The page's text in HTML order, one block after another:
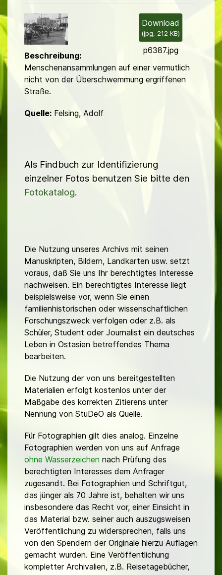
l
d
Download
(jpg, 212 KB)
p6387.jpg
Beschreibung:
Menschenansammlungen auf einer vermutlich
nicht von der Überschwem­mung ergriffenen
Straße.
Quelle: Felsing, Adolf
Als Findbuch zur Identifizierung
einzelner Fotos benutzen Sie bitte den
Fotokatalog.
Die Nutzung unseres Archivs mit seinen
Manuskripten, Bildern, Landkarten usw. setzt
voraus, daß Sie uns Ihr berechtigtes Interesse
nachweisen. Ein berechtigtes Interesse liegt
beispielsweise vor, wenn Sie einen
familienhistorischen oder wissenschaftlichen
Forschungszweck verfolgen oder z.B. als
Schüler, Student oder Journalist ein deutsches
Leben in Ostasien betreffendes Thema
bearbeiten.
Die Nutzung der von uns bereitgestellten
Materialien erfolgt kostenlos unter der
Maßgabe des korrekten Zitierens unter
Nennung von StuDeO als Quelle.
Für Fotographien gilt dies analog. Einzelne
Fotographien werden von uns auf Anfrage
ohne Wasserzeichen nach Prüfung des
berechtigten Interesses dem Anfrager
zugesandt. Bei Fotographien und Schriftgut,
das jünger als 70 Jahre ist, behalten wir uns
insbesondere das Recht vor, einer Einsicht in
das Material bzw. seiner auch auszugsweisen
Veröffentlichung zu widersprechen, falls uns
von den Spendern der Originale hierzu Auflagen
gemacht wurden. Eine Veröffentlichung
kompletter Archivalien, z.B. Reisetagebücher,